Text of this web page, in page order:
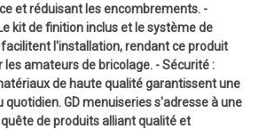
et réduisant les encombrements. -
kit de finition inclus et le système de
l'installation, rendant ce produit
amateurs de bricolage. - Sécurité :
de haute qualité garantissent une
GD menuiseries s'adresse à une
de produits alliant qualité et